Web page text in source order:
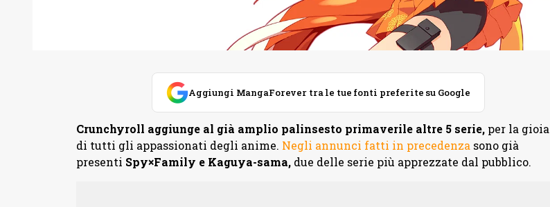
Aggiungi MangaForever tra le tue fonti preferite su Google
Crunchyroll aggiunge al già amplio palinsesto primaverile altre 5 serie,per la gioia
di tutti gli appassionati degli anime. Negli annunci fatti in precedenza sono già
presenti Spy×Family e Kaguya-sama, due delle serie più apprezzate dal pubblico.